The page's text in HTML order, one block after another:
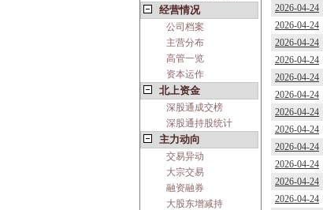
经营情况
公司档案
主营分布
高管一览
资本运作
北上资金
深股通成交榜
深股通持股统计
主力动向
交易异动
大宗交易
融资融券
大股东增减持
2026-04-24
2026-04-24
2026-04-24
2026-04-24
2026-04-24
2026-04-24
2026-04-24
2026-04-24
2026-04-24
2026-04-24
2026-04-24
2026-04-24